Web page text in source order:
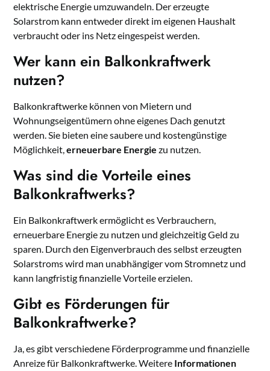
elektrische Energie umzuwandeln. Der erzeugte
Solarstrom kann entweder direkt im eigenen Haushalt
verbraucht oder ins Netz eingespeist werden.
Wer kann ein Balkonkraftwerk
nutzen?
Balkonkraftwerke können von Mietern und
Wohnungseigentümern ohne eigenes Dach genutzt
werden. Sie bieten eine saubere und kostengünstige
Möglichkeit,erneuerbare Energie zu nutzen.
Was sind die Vorteile eines
Balkonkraftwerks?
Ein Balkonkraftwerk ermöglicht es Verbrauchern,
erneuerbare Energie zu nutzen und gleichzeitig Geld zu
sparen. Durch den Eigenverbrauch des selbst erzeugten
Solarstroms wird man unabhängiger vom Stromnetz und
kann langfristig finanzielle Vorteile erzielen.
Gibt es Förderungen für
Balkonkraftwerke?
Ja, es gibt verschiedene Förderprogramme und finanzielle
Anreize für Balkonkraftwerke. Weitere Informationen